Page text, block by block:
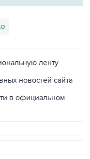
ленту
новостей сайта
в официальном